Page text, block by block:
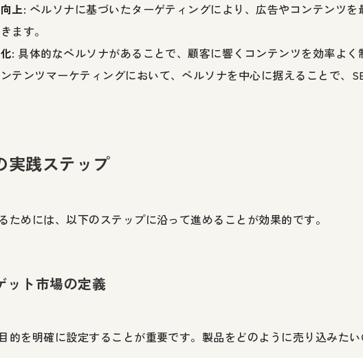
上: ペルソナに基づいたターゲティングにより、広告やコンテンツを
ます。
: 具体的なペルソナがあることで、顧客に響くコンテンツを効率よく
テンツマーケティングにおいて、ペルソナを中心に据えることで、
実践ステップ
ためには、以下のステップに沿って進めることが効果的です。
ット市場の定義
的を明確に設定することが重要です。製品をどのように売り込みた